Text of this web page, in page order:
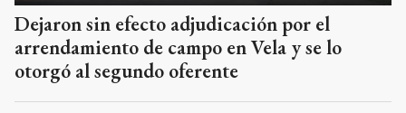
Dejaron sin efecto adjudicación por el
arrendamiento de campo en Vela y se lo
otorgó al segundo oferente